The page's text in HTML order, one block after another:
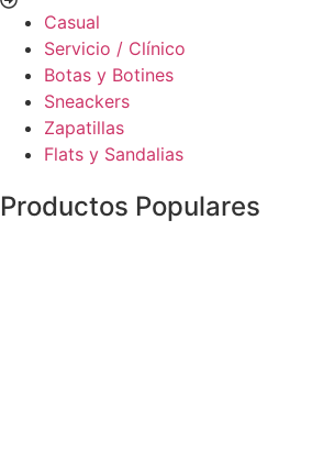
Casual
Servicio / Clínico
Botas y Botines
Sneackers
Zapatillas
Flats y Sandalias
Productos Populares